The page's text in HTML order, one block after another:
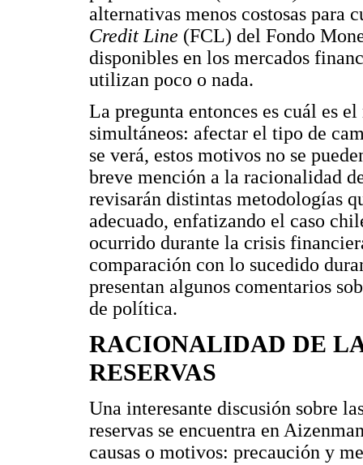
alternativas menos costosas
Credit Line (FCL) del Fondo
disponibles en los mercados
utilizan poco o nada.
La pregunta entonces es cuál es
simultáneos: afectar el tipo de
se verá, estos motivos no se
breve mención a la racionalidad
revisarán distintas metodologías
adecuado, enfatizando el caso
ocurrido durante la crisis
comparación con lo sucedido
presentan algunos comentarios
de política.
RACIONALIDAD DE
RESERVAS
Una interesante discusión sobre
reservas se encuentra en
causas o motivos: precaución y